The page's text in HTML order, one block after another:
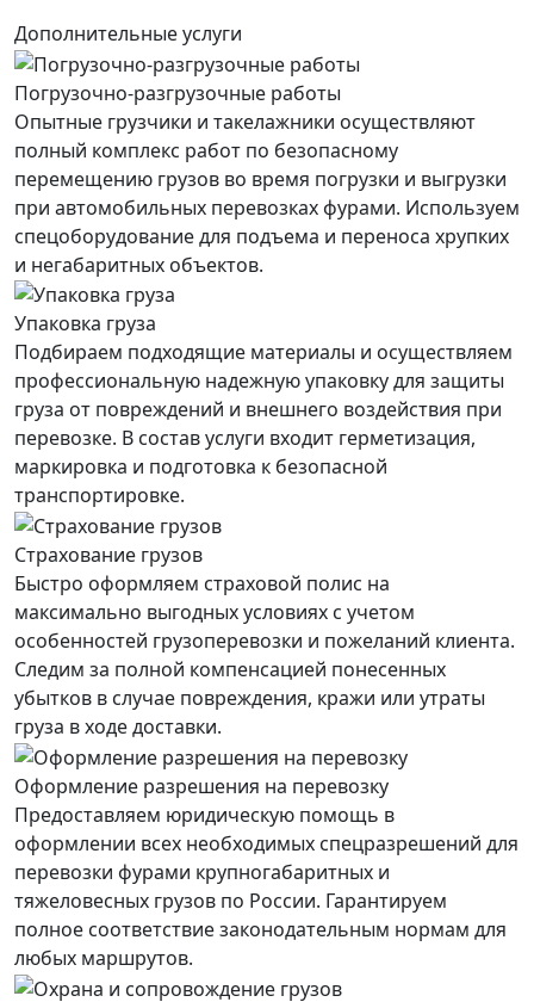
Дополнительные услуги
Погрузочно-разгрузочные работы
Опытные грузчики и такелажники осуществляют
полный комплекс работ по безопасному
перемещению грузов во время погрузки и выгрузки
при автомобильных перевозках фурами. Используем
спецоборудование для подъема и переноса хрупких
и негабаритных объектов.
Упаковка груза
Подбираем подходящие материалы и осуществляем
профессиональную надежную упаковку для защиты
груза от повреждений и внешнего воздействия при
перевозке. В состав услуги входит герметизация,
маркировка и подготовка к безопасной
транспортировке.
Страхование грузов
Быстро оформляем страховой полис на
максимально выгодных условиях с учетом
особенностей грузоперевозки и пожеланий клиента.
Следим за полной компенсацией понесенных
убытков в случае повреждения, кражи или утраты
груза в ходе доставки.
Оформление разрешения на перевозку
Предоставляем юридическую помощь в
оформлении всех необходимых спецразрешений для
перевозки фурами крупногабаритных и
тяжеловесных грузов по России. Гарантируем
полное соответствие законодательным нормам для
любых маршрутов.